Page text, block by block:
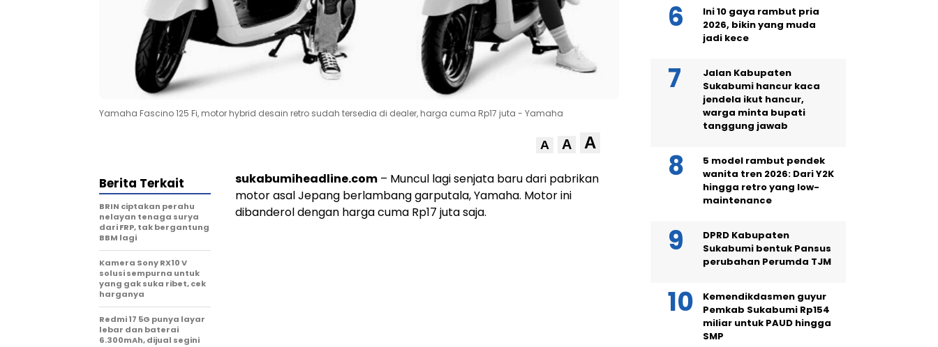
Yamaha Fascino 125 Fi, motor hybrid desain retro sudah tersedia di dealer, harga cuma Rp17 juta - Yamaha
A A A
sukabumiheadline.com – Muncul lagi senjata baru dari pabrikan
motor asal Jepang berlambang garputala, Yamaha. Motor ini
dibanderol dengan harga cuma Rp17 juta saja.
Berita Terkait
BRIN ciptakan perahu
nelayan tenaga surya
dari FRP, tak bergantung
BBM lagi
Kamera Sony RX10 V
solusi sempurna untuk
yang gak suka ribet, cek
harganya
Redmi 17 5G punya layar
lebar dan baterai
6.300mAh, dijual segini
Ini 10 gaya rambut pria
2026, bikin yang muda
jadi kece
Jalan Kabupaten
Sukabumi hancur kaca
jendela ikut hancur,
warga minta bupati
tanggung jawab
5 model rambut pendek
wanita tren 2026: Dari Y2K
hingga retro yang low-
maintenance
DPRD Kabupaten
Sukabumi bentuk Pansus
perubahan Perumda TJM
Kemendikdasmen guyur
Pemkab Sukabumi Rp154
miliar untuk PAUD hingga
SMP